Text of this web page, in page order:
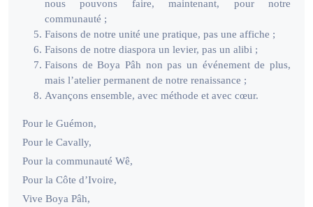
nous pouvons faire, maintenant, pour notre
communauté ;
Faisons de notre unité une pratique, pas une affiche ;
Faisons de notre diaspora un levier, pas un alibi ;
Faisons de Boya Pâh non pas un événement de plus,
mais l’atelier permanent de notre renaissance ;
Avançons ensemble, avec méthode et avec cœur.
Pour le Guémon,
Pour le Cavally,
Pour la communauté Wê,
Pour la Côte d’Ivoire,
Vive Boya Pâh,